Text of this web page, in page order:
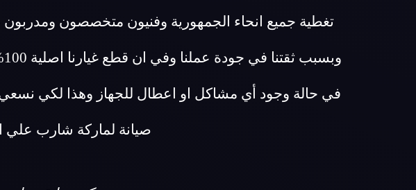
تغطية جميع انحاء الجمهورية وفنيون متخصصون
في حالة وجود أي مشاكل او اعطال للجهاز وهذا لكي
صيانة لماركة شارب علي الأرقام الاتية